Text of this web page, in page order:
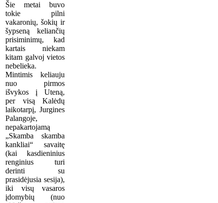
Šie metai buvo
tokie pilni
vakaronių, šokių ir
šypseną keliančių
prisiminimų, kad
kartais niekam
kitam galvoj vietos
nebelieka.
Mintimis keliauju
nuo pirmos
išvykos į Uteną,
per visą Kalėdų
laikotarpį, Jurgines
Palangoje,
nepakartojamą
„Skamba skamba
kankliai“ savaitę
(kai kasdieninius
renginius turi
derinti su
prasidėjusia sesija),
iki visų vasaros
įdomybių (nuo